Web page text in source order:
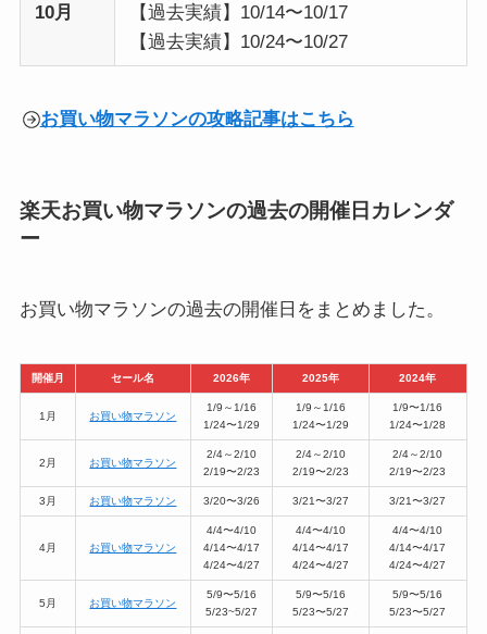
10月
【過去実績】10/14〜10/17
【過去実績】10/24〜10/27
お買い物マラソンの攻略記事はこちら
楽天お買い物マラソンの過去の開催日カレンダ
ー
お買い物マラソンの過去の開催日をまとめました。
開催月 セール名 2026年 2025年 2024年
1月 お買い物マラソン
1/9～1/16
1/24〜1/29
1/9～1/16
1/24〜1/29
1/9〜1/16
1/24〜1/28
2月 お買い物マラソン
2/4～2/10
2/19〜2/23
2/4～2/10
2/19〜2/23
2/4～2/10
2/19〜2/23
3月 お買い物マラソン 3/20〜3/26 3/21〜3/27 3/21〜3/27
4月 お買い物マラソン
4/4〜4/10
4/14〜4/17
4/24〜4/27
4/4〜4/10
4/14〜4/17
4/24〜4/27
4/4〜4/10
4/14〜4/17
4/24〜4/27
5月 お買い物マラソン
5/9〜5/16
5/23~5/27
5/9〜5/16
5/23〜5/27
5/9〜5/16
5/23〜5/27